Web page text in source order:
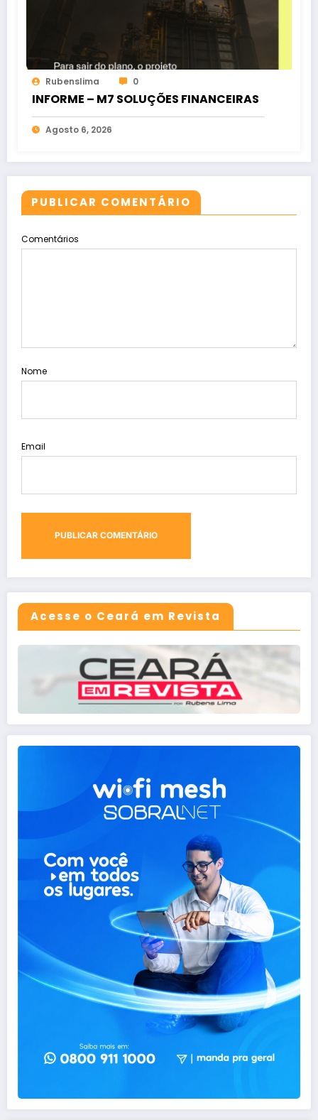
Rubenslima 0
INFORME – M7 SOLUÇÕES FINANCEIRAS
Agosto 6, 2026
PUBLICAR COMENTÁRIO
Comentários
Nome
Email
Acesse o Ceará em Revista